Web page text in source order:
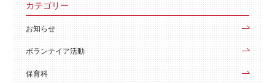
カテゴリー
お知らせ
ボランテイア活動
保育科